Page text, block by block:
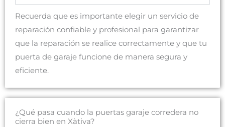
Recuerda que es importante elegir un servicio de
reparación confiable y profesional para garantizar
que la reparación se realice correctamente y que tu
puerta de garaje funcione de manera segura y
eficiente.
¿Qué pasa cuando la puertas garaje corredera no
cierra bien en Xàtiva?